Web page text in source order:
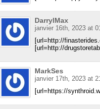
DarrylMax
janvier 16th, 2023 at
[url=http://
[url=http://
MarkSes
janvier 17th, 2023 at
[url=https://